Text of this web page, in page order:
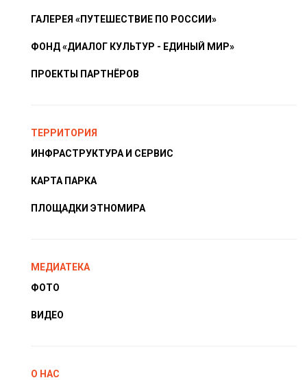
ГАЛЕРЕЯ «ПУТЕШЕСТВИЕ ПО РОССИИ»
ФОНД «ДИАЛОГ КУЛЬТУР - ЕДИНЫЙ МИР»
ПРОЕКТЫ ПАРТНЁРОВ
ТЕРРИТОРИЯ
ИНФРАСТРУКТУРА И СЕРВИС
КАРТА ПАРКА
ПЛОЩАДКИ ЭТНОМИРА
МЕДИАТЕКА
ФОТО
ВИДЕО
О НАС